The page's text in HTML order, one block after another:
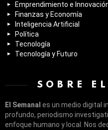
Emprendimiento e
Finanzas y Economía
Inteligencia Artificial
Política
Tecnología
Tecnología y Futuro
SOBRE
El Semanal es un medio digital
profundo, periodismo
enfoque humano y local. Nos